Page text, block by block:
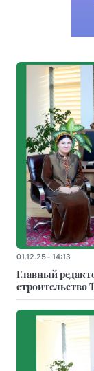
01.12.25 - 14:13
Главный
строительство